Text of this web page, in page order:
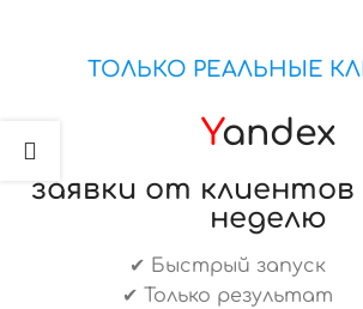
ТОЛЬКО РЕАЛЬНЫЕ
Yandex
заявки от
неделю
✔ Быстрый запуск
✔ Только результат